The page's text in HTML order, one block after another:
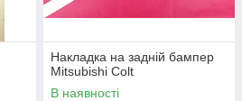
Накладка на задній бампер
Mitsubishi Colt
В наявності